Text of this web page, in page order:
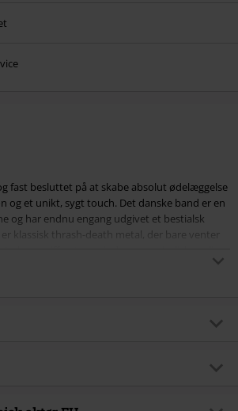
fast besluttet på at skabe absolut ødelæggelse
og et unikt, sygt touch. Det danske band er en
og har endnu engang udgivet et bestialsk
klassisk thrash-death metal, der bare venter
og en virkelig hæsblæsende og
CD